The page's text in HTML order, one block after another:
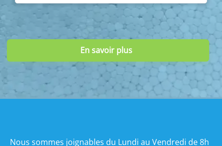
En savoir plus
Nous sommes joignables du Lundi au Vendredi de 8h